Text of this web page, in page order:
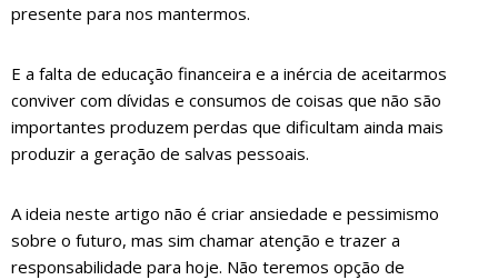
presente para nos mantermos.
E a falta de educação financeira e a inércia de aceitarmos
conviver com dívidas e consumos de coisas que não são
importantes produzem perdas que dificultam ainda mais
produzir a geração de salvas pessoais.
A ideia neste artigo não é criar ansiedade e pessimismo
sobre o futuro, mas sim chamar atenção e trazer a
responsabilidade para hoje. Não teremos opção de